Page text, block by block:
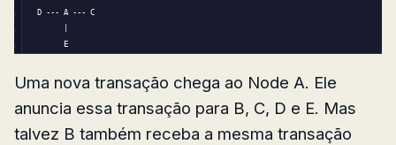
D --- A --- C
      E
Uma nova transação chega ao Node A. Ele
anuncia essa transação para B, C, D e E. Mas
talvez B também receba a mesma transação